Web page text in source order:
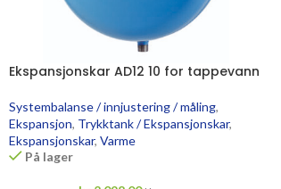
Ekspansjonskar AD12 10 for tappevann
Systembalanse / innjustering / måling,
Ekspansjon, Trykktank / Ekspansjonskar,
Ekspansjonskar, Varme
På lager